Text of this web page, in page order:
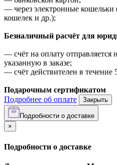
— через электронные
кошелек и др.);
Безналичный расчёт для
— счёт на оплату отправляется
указанную в заказе;
— счёт действителен в течение
Подарочным сертификатом
Подробнее об оплате
Закрыть
Подробности о доставке
×
Подробности о доставке